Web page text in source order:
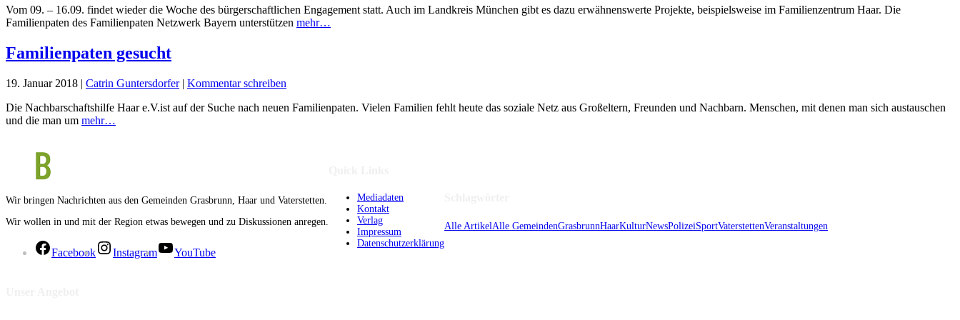
Vom 09. – 16.09. findet wieder die Woche des bürgerschaftlichen Engagement statt. Auch im Landkreis München gibt es dazu erwähnenswerte Projekte, beispielsweise im Familienzentrum Haar. Die
Familienpaten des Familienpaten Netzwerk Bayern unterstützen mehr…
Familienpaten gesucht
19. Januar 2018 | Catrin Guntersdorfer| Kommentar schreiben
Die Nachbarschaftshilfe Haar e.V.ist auf der Suche nach neuen Familienpaten. Vielen Familien fehlt heute das soziale Netz aus Großeltern, Freunden und Nachbarn. Menschen, mit denen man sich austauschen
und die man um mehr…
Wir bringen Nachrichten aus den Gemeinden Grasbrunn, Haar und Vaterstetten.
Wir wollen in und mit der Region etwas bewegen und zu Diskussionen anregen.
Facebook Instagram YouTube
Mediadaten
Kontakt
Verlag
Impressum
Datenschutzerklärung
Alle ArtikelAlle GemeindenGrasbrunnHaarKulturNewsPolizeiSportVaterstettenVeranstaltungen